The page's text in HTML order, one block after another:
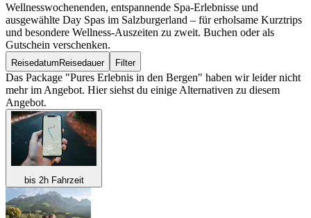
Wellnesswochenenden, entspannende Spa-Erlebnisse und
ausgewählte Day Spas im Salzburgerland – für erholsame Kurztrips
und besondere Wellness-Auszeiten zu zweit. Buchen oder als
Gutschein verschenken.
Reisedatum Reisedauer Filter
Das Package "Pures Erlebnis in den Bergen" haben wir leider nicht
mehr im Angebot. Hier siehst du einige Alternativen zu diesem
Angebot.
bis 2h Fahrzeit